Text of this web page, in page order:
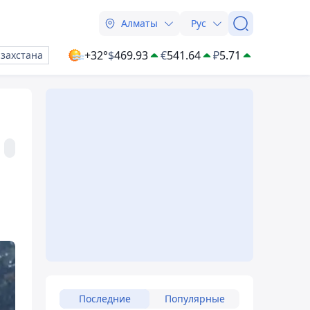
Алматы Рус
+32°$469.93 €541.64 ₽5.71
Последние Популярные